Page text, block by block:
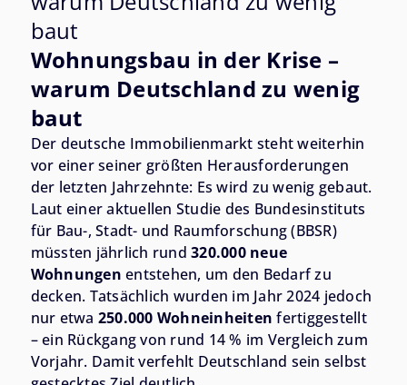
baut
Wohnungsbau in der Krise –
warum Deutschland zu wenig
baut
Der deutsche Immobilienmarkt steht weiterhin
vor einer seiner größten Herausforderungen
der letzten Jahrzehnte: Es wird zu wenig gebaut.
Laut einer aktuellen Studie des Bundesinstituts
für Bau-, Stadt- und Raumforschung (BBSR)
müssten jährlich rund320.000 neue
Wohnungen entstehen, um den Bedarf zu
decken. Tatsächlich wurden im Jahr 2024 jedoch
nur etwa 250.000 Wohneinheiten fertiggestellt
– ein Rückgang von rund 14 % im Vergleich zum
Vorjahr. Damit verfehlt Deutschland sein selbst